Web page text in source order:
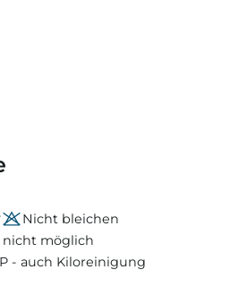
Nicht bleichen
nicht möglich
P - auch Kiloreinigung